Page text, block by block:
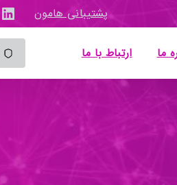
پشتیبانی هامون
ما ارتباط با ما